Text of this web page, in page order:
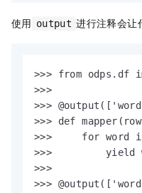
使用 output 进行注释会让
>>> from odps.df
>>>
>>>
>>> def
>>>     for word
>>>         yield
>>>
>>>